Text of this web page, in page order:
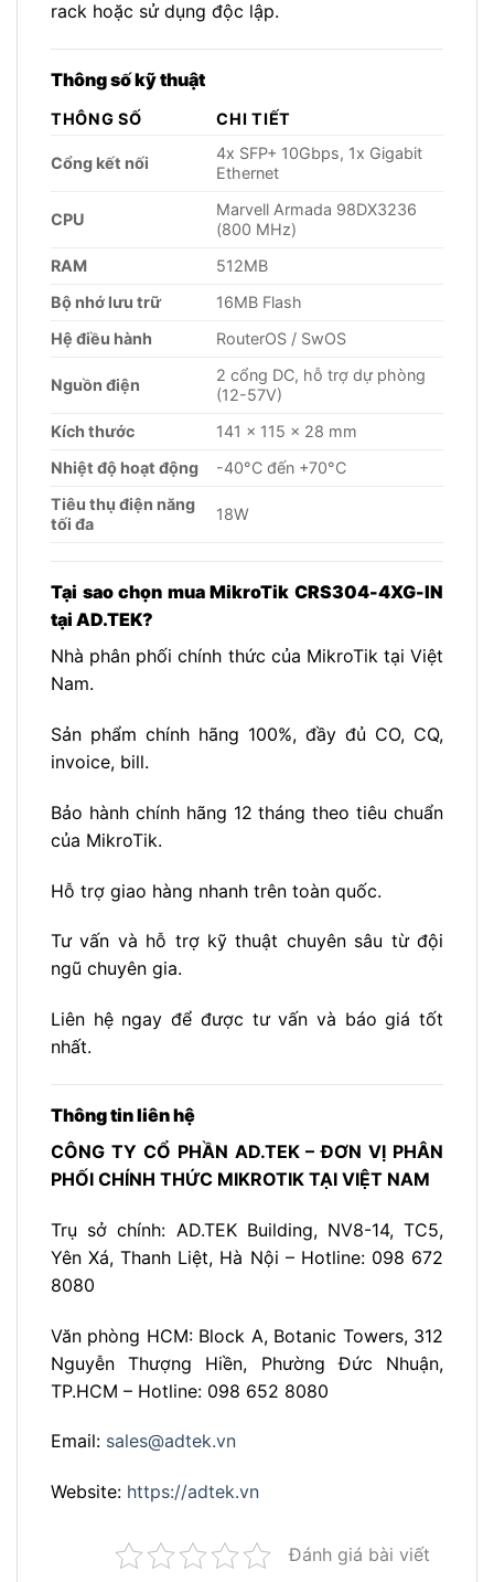
rack hoặc sử dụng độc lập.
Thông số kỹ thuật
THÔNG SỐ CHI TIẾT
Cổng kết nối
4x SFP+ 10Gbps, 1x Gigabit
Ethernet
CPU
Marvell Armada 98DX3236
(800 MHz)
RAM
512MB
Bộ nhớ lưu trữ
16MB Flash
Hệ điều hành
RouterOS / SwOS
Nguồn điện
2 cổng DC, hỗ trợ dự phòng
(12-57V)
Kích thước
141 x 115 x 28 mm
Nhiệt độ hoạt động
-40°C đến +70°C
Tiêu thụ điện năng
tối đa
18W
Tại sao chọn mua MikroTik CRS304-4XG-IN
tại AD.TEK?
Nhà phân phối chính thức của MikroTik tại Việt
Nam.
Sản phẩm chính hãng 100%, đầy đủ CO, CQ,
invoice, bill.
Bảo hành chính hãng 12 tháng theo tiêu chuẩn
của MikroTik.
Hỗ trợ giao hàng nhanh trên toàn quốc.
Tư vấn và hỗ trợ kỹ thuật chuyên sâu từ đội
ngũ chuyên gia.
Liên hệ ngay để được tư vấn và báo giá tốt
nhất.
Thông tin liên hệ
CÔNG TY CỔ PHẦN AD.TEK – ĐƠN VỊ PHÂN
PHỐI CHÍNH THỨC MIKROTIK TẠI VIỆT NAM
Trụ sở chính: AD.TEK Building, NV8-14, TC5,
Yên Xá, Thanh Liệt, Hà Nội – Hotline: 098 672
8080
Văn phòng HCM: Block A, Botanic Towers, 312
Nguyễn Thượng Hiền, Phường Đức Nhuận,
TP.HCM – Hotline: 098 652 8080
Email: sales@adtek.vn
Website: https://adtek.vn
Đánh giá bài viết